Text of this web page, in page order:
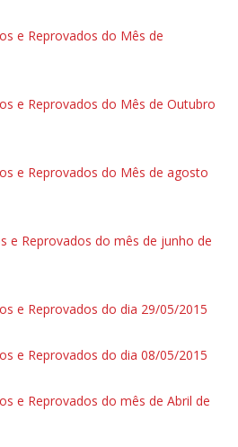
e Reprovados do Mês de
e Reprovados do Mês de Outubro
e Reprovados do Mês de agosto
e Reprovados do mês de junho de
e Reprovados do dia 29/05/2015
e Reprovados do dia 08/05/2015
e Reprovados do mês de Abril de